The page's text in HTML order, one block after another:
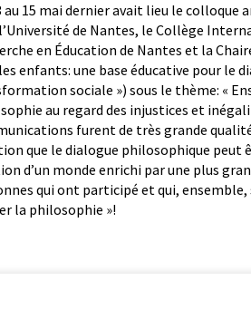
au 15 mai dernier avait lieu le
de Nantes, le Collège
en Éducation de Nantes et la
enfants: une base éducative pour le
sociale ») sous le thème: «
au regard des injustices et
furent de très grande
que le dialogue philosophique peut
d’un monde enrichi par une plus
qui ont participé et qui,
la philosophie »!